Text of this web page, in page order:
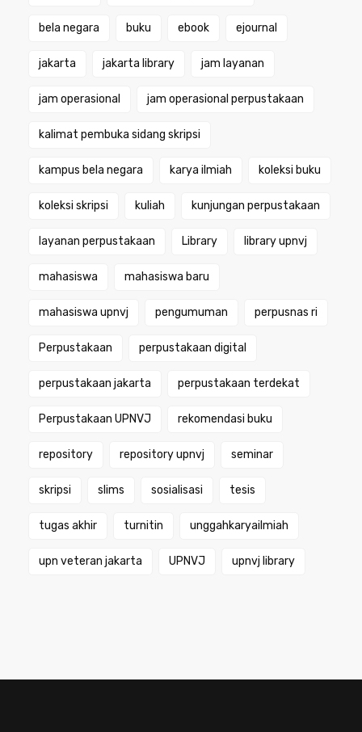
bela negara buku ebook ejournal
jakarta jakarta library jam layanan
jam operasional jam operasional perpustakaan
kalimat pembuka sidang skripsi
kampus bela negara karya ilmiah koleksi buku
koleksi skripsi kuliah kunjungan perpustakaan
layanan perpustakaan Library library upnvj
mahasiswa mahasiswa baru
mahasiswa upnvj pengumuman perpusnas ri
Perpustakaan perpustakaan digital
perpustakaan jakarta perpustakaan terdekat
Perpustakaan UPNVJ rekomendasi buku
repository repository upnvj seminar
skripsi slims sosialisasi tesis
tugas akhir turnitin unggahkaryailmiah
upn veteran jakarta UPNVJ upnvj library